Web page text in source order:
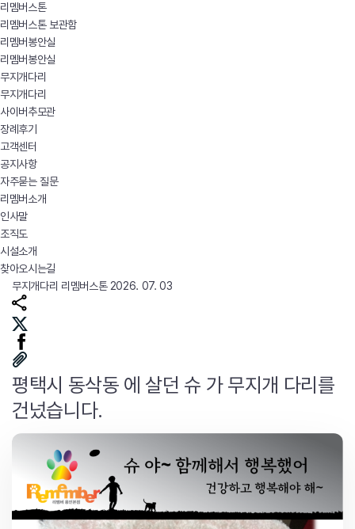
리멤버스톤
리멤버스톤 보관함
리멤버봉안실
리멤버봉안실
무지개다리
무지개다리
사이버추모관
장례후기
고객센터
공지사항
자주묻는 질문
리멤버소개
인사말
조직도
시설소개
찾아오시는길
무지개다리 리멤버스톤 2026. 07. 03
평택시 동삭동 에 살던 슈 가 무지개 다리를
건넜습니다.